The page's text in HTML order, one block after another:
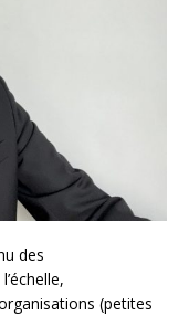
des
,
(petites